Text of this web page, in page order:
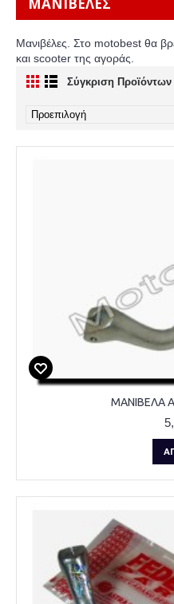
Μανιβέλες. Στο motobest θα
και scooter της αγοράς.
Σύγκριση Προϊόντων
ΜΑΝΙΒΕΛΑ